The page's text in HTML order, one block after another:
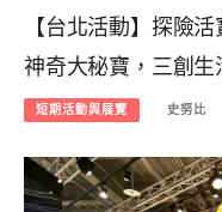
【台北活動】探險
神奇大秘寶，三創
短期活動與展覽 史努比